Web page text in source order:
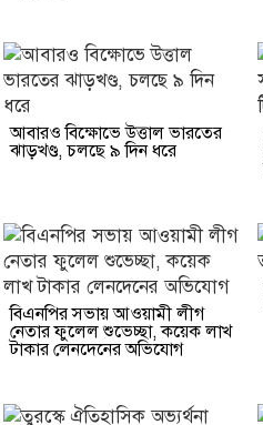
আবারও বিক্ষোভে উত্তাল ভারতের
ঝাড়খণ্ড, চলছে ৯ দিন ধরে
বিএনপির সভায় আওয়ামী লীগ
নেতার ফুলেল শুভেচ্ছা, কয়েক লাখ
টাকার লেনদেনের অভিযোগ